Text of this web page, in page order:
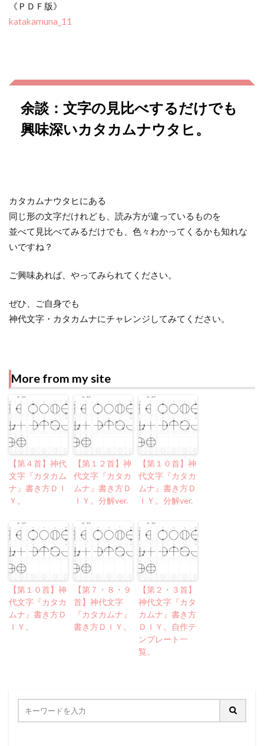
《ＰＤＦ版》
katakamuna_11
余談：文字の見比べするだけでも
興味深いカタカムナウタヒ。
カタカムナウタヒにある
同じ形の文字だけれども、読み方が違っているものを
並べて見比べてみるだけでも、色々わかってくるかも知れな
いですね？
ご興味あれば、やってみられてください。
ぜひ、ご自身でも
神代文字・カタカムナにチャレンジしてみてください。
More from my site
【第４首】神代
文字『カタカム
ナ』書き方ＤＩ
Ｙ。
【第１２首】神
代文字『カタカ
ムナ』書き方Ｄ
ＩＹ。分解ver.
【第１０首】神
代文字『カタカ
ムナ』書き方Ｄ
ＩＹ。分解ver.
【第１０首】神
代文字『カタカ
ムナ』書き方Ｄ
ＩＹ。
【第７・８・９
首】神代文字
『カタカムナ』
書き方ＤＩＹ。
【第２・３首】
神代文字『カタ
カムナ』書き方
ＤＩＹ。自作テ
ンプレート一
覧。